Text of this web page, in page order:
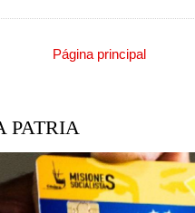
Página principal
PATRIA